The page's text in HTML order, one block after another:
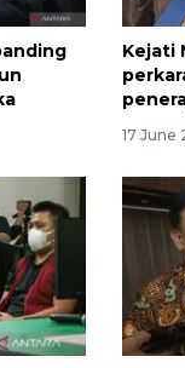
Kejati
17 June
160 ribu